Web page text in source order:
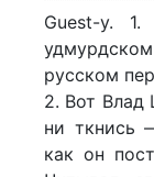
Guest-у.
русском
2. Вот Влад
ни ткнись
как он